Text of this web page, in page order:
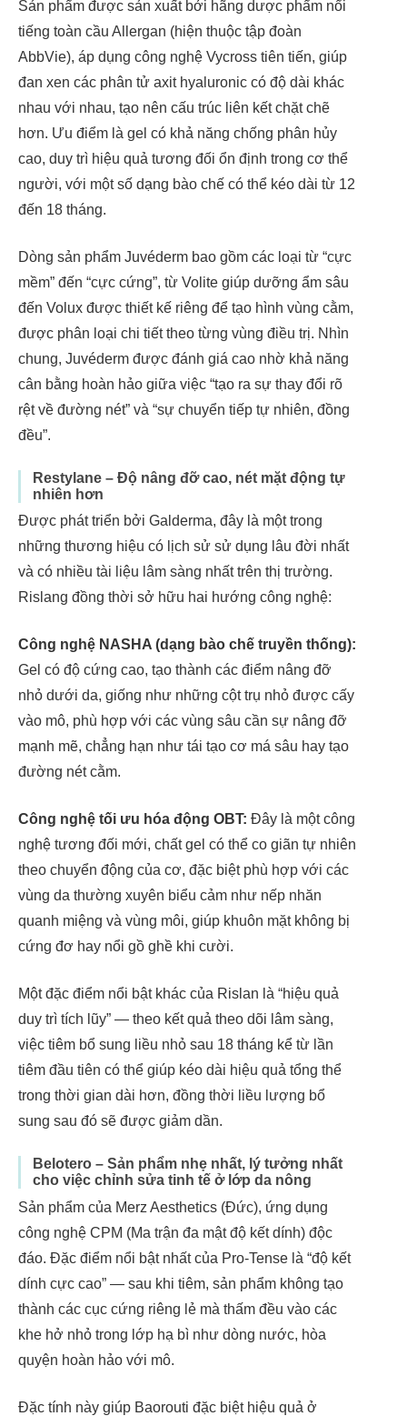
Sản phẩm được sản xuất bởi hãng dược phẩm nổi
tiếng toàn cầu Allergan (hiện thuộc tập đoàn
AbbVie), áp dụng công nghệ Vycross tiên tiến, giúp
đan xen các phân tử axit hyaluronic có độ dài khác
nhau với nhau, tạo nên cấu trúc liên kết chặt chẽ
hơn. Ưu điểm là gel có khả năng chống phân hủy
cao, duy trì hiệu quả tương đối ổn định trong cơ thể
người, với một số dạng bào chế có thể kéo dài từ 12
đến 18 tháng.
Dòng sản phẩm Juvéderm bao gồm các loại từ “cực
mềm” đến “cực cứng”, từ Volite giúp dưỡng ẩm sâu
đến Volux được thiết kế riêng để tạo hình vùng cằm,
được phân loại chi tiết theo từng vùng điều trị. Nhìn
chung, Juvéderm được đánh giá cao nhờ khả năng
cân bằng hoàn hảo giữa việc “tạo ra sự thay đổi rõ
rệt về đường nét” và “sự chuyển tiếp tự nhiên, đồng
đều”.
Restylane – Độ nâng đỡ cao, nét mặt động tự
nhiên hơn
Được phát triển bởi Galderma, đây là một trong
những thương hiệu có lịch sử sử dụng lâu đời nhất
và có nhiều tài liệu lâm sàng nhất trên thị trường.
Rislang đồng thời sở hữu hai hướng công nghệ:
Công nghệ NASHA (dạng bào chế truyền thống):
Gel có độ cứng cao, tạo thành các điểm nâng đỡ
nhỏ dưới da, giống như những cột trụ nhỏ được cấy
vào mô, phù hợp với các vùng sâu cần sự nâng đỡ
mạnh mẽ, chẳng hạn như tái tạo cơ má sâu hay tạo
đường nét cằm.
Công nghệ tối ưu hóa động OBT: Đây là một công
nghệ tương đối mới, chất gel có thể co giãn tự nhiên
theo chuyển động của cơ, đặc biệt phù hợp với các
vùng da thường xuyên biểu cảm như nếp nhăn
quanh miệng và vùng môi, giúp khuôn mặt không bị
cứng đơ hay nổi gồ ghề khi cười.
Một đặc điểm nổi bật khác của Rislan là “hiệu quả
duy trì tích lũy” — theo kết quả theo dõi lâm sàng,
việc tiêm bổ sung liều nhỏ sau 18 tháng kể từ lần
tiêm đầu tiên có thể giúp kéo dài hiệu quả tổng thể
trong thời gian dài hơn, đồng thời liều lượng bổ
sung sau đó sẽ được giảm dần.
Belotero – Sản phẩm nhẹ nhất, lý tưởng nhất
cho việc chỉnh sửa tinh tế ở lớp da nông
Sản phẩm của Merz Aesthetics (Đức), ứng dụng
công nghệ CPM (Ma trận đa mật độ kết dính) độc
đáo. Đặc điểm nổi bật nhất của Pro-Tense là “độ kết
dính cực cao” — sau khi tiêm, sản phẩm không tạo
thành các cục cứng riêng lẻ mà thấm đều vào các
khe hở nhỏ trong lớp hạ bì như dòng nước, hòa
quyện hoàn hảo với mô.
Đặc tính này giúp Baorouti đặc biệt hiệu quả ở